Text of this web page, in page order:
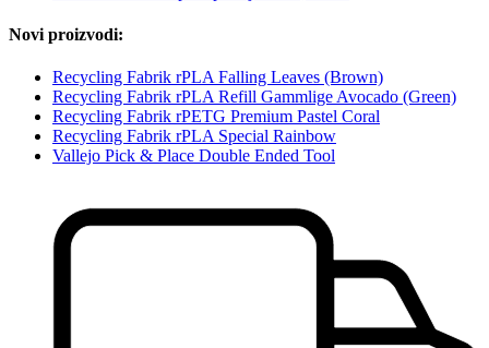
Novi proizvodi:
Recycling Fabrik rPLA Falling Leaves (Brown)
Recycling Fabrik rPLA Refill Gammlige Avocado (Green)
Recycling Fabrik rPETG Premium Pastel Coral
Recycling Fabrik rPLA Special Rainbow
Vallejo Pick & Place Double Ended Tool